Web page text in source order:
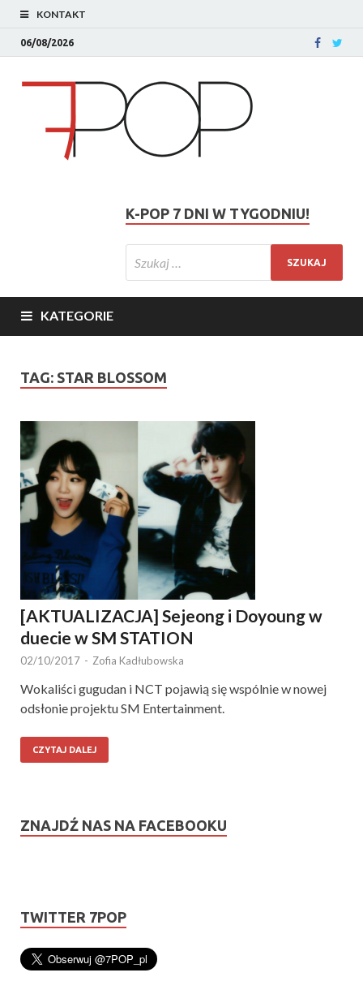
KONTAKT
06/08/2026
K-POP 7 DNI W TYGODNIU!
KATEGORIE
TAG: STAR BLOSSOM
[AKTUALIZACJA] Sejeong i Doyoung w
duecie w SM STATION
02/10/2017 - Zofia Kadłubowska
Wokaliści gugudan i NCT pojawią się wspólnie w nowej
odsłonie projektu SM Entertainment.
CZYTAJ DALEJ
ZNAJDŹ NAS NA FACEBOOKU
TWITTER 7POP